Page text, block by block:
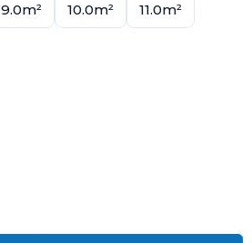
9.0m² 10.0m² 11.0m²